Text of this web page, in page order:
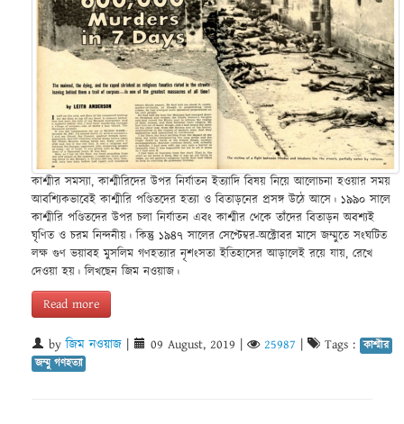
কাশ্মীর সমস্যা, কাশ্মীরিদের উপর নির্যাতন ইত্যাদি বিষয় নিয়ে আলোচনা হওয়ার সময়
আবশ্যিকভাবেই কাশ্মীরি পণ্ডিতদের হত্যা ও বিতাড়নের প্রসঙ্গ উঠে আসে। ১৯৯০ সালে
কাশ্মীরি পণ্ডিতদের উপর চলা নির্যাতন এবং কাশ্মীর থেকে তাঁদের বিতাড়ন অবশ্যই
ঘৃণিত ও চরম নিন্দনীয়। কিন্তু ১৯৪৭ সালের সেপ্টেম্বর-অক্টোবর মাসে জম্মুতে সংঘটিত
লক্ষ গুণ ভয়াবহ মুসলিম গণহত্যার নৃশংসতা ইতিহাসের আড়ালেই রয়ে যায়, রেখে
দেওয়া হয়। লিখছেন জিম নওয়াজ।
Read more
byজিম নওয়াজ | 09 August, 2019 | 25987 | Tags : কাশ্মীর
জম্মু গণহত্যা